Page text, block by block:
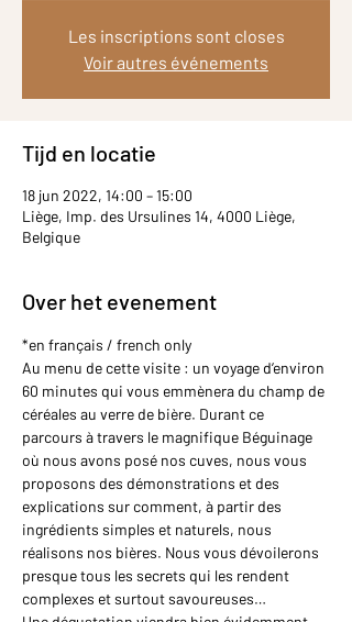
Les inscriptions sont closes
Voir autres événements
Tijd en locatie
18 jun 2022, 14:00 – 15:00
Liège, Imp. des Ursulines 14, 4000 Liège,
Belgique
Over het evenement
*en français / french only
Au menu de cette visite : un voyage d’environ
60 minutes qui vous emmènera du champ de
céréales au verre de bière. Durant ce
parcours à travers le magnifique Béguinage
où nous avons posé nos cuves, nous vous
proposons des démonstrations et des
explications sur comment, à partir des
ingrédients simples et naturels, nous
réalisons nos bières. Nous vous dévoilerons
presque tous les secrets qui les rendent
complexes et surtout savoureuses…